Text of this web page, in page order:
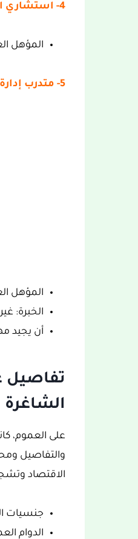
4- استشاري المبيعات والصيانة (Sales Service Advisor) (وظيفتان) (الدمام):
المؤهل
5- متدرب إدارة (Management Trainee) (جدة):
المؤهل
الخبرة:
أن يجيد
تفاصيل
الشاغرة
على العموم،
الاقتصاد
جنسيات
الدوام